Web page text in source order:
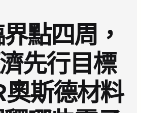
點四周，
先行目標
奧斯德材料